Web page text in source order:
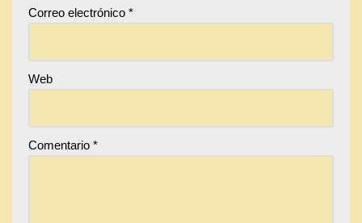
Correo electrónico *
Web
Comentario *